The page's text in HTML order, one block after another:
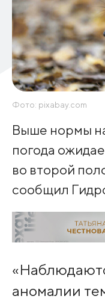
Фото: pixabay.com
Выше нормы
погода
во второй
сообщил
аномалии